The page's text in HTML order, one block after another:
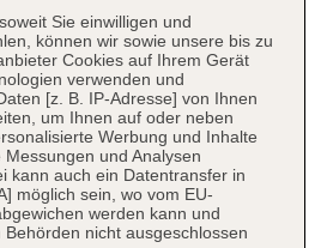
Los
und
Sie einwilligen und
können wir sowie unsere bis zu
Cookies auf Ihrem Gerät
verwenden und
[z. B. IP-Adresse] von Ihnen
um Ihnen auf oder neben
Werbung und Inhalte
und Analysen
kann auch ein Datentransfer in
möglich sein, wo vom EU-
werden kann und
nicht ausgeschlossen